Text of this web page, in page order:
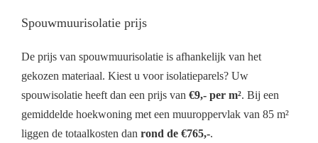
Spouwmuurisolatie prijs
De prijs van spouwmuurisolatie is afhankelijk van het
gekozen materiaal. Kiest u voor isolatieparels? Uw
spouwisolatie heeft dan een prijs van €9,- per m². Bij een
gemiddelde hoekwoning met een muuroppervlak van 85 m²
liggen de totaalkosten dan rond de €765,-.